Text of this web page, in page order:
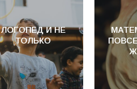
ЛОГОПЕД И НЕ
ТОЛЬКО